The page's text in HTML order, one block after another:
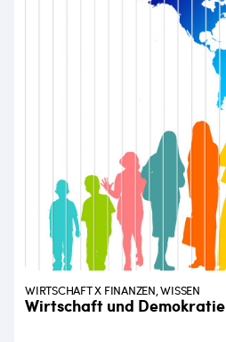
WIRTSCHAFT X FINANZEN, WISSEN
Wirtschaft und Demokratie